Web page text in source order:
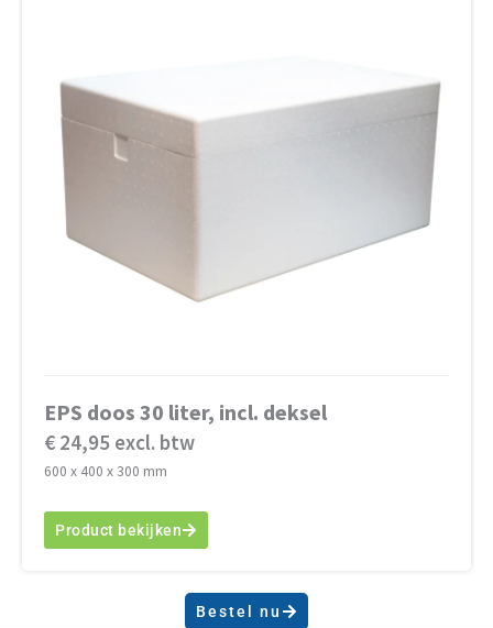
EPS doos 30 liter, incl. deksel
€ 24,95 excl. btw
600 x 400 x 300 mm
Product bekijken
Bestel nu